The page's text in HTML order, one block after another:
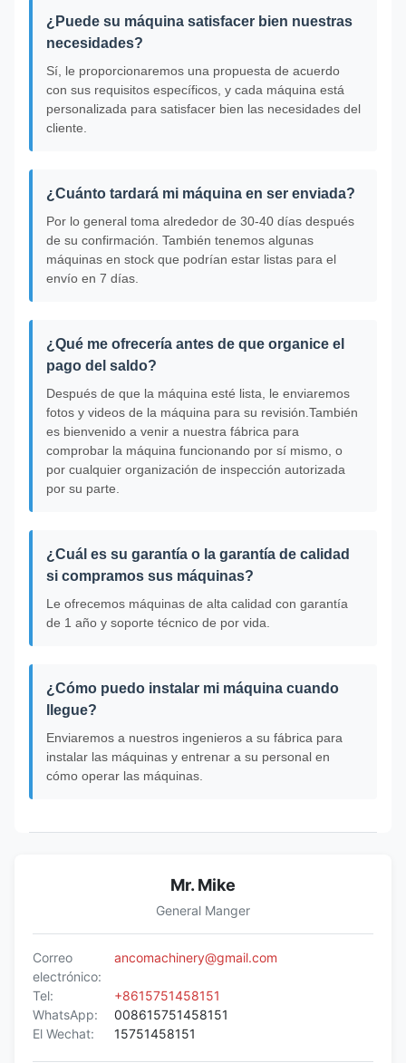
¿Puede su máquina satisfacer bien nuestras
necesidades?
Sí, le proporcionaremos una propuesta de acuerdo
con sus requisitos específicos, y cada máquina está
personalizada para satisfacer bien las necesidades del
cliente.
¿Cuánto tardará mi máquina en ser enviada?
Por lo general toma alrededor de 30-40 días después
de su confirmación. También tenemos algunas
máquinas en stock que podrían estar listas para el
envío en 7 días.
¿Qué me ofrecería antes de que organice el
pago del saldo?
Después de que la máquina esté lista, le enviaremos
fotos y videos de la máquina para su revisión.También
es bienvenido a venir a nuestra fábrica para
comprobar la máquina funcionando por sí mismo, o
por cualquier organización de inspección autorizada
por su parte.
¿Cuál es su garantía o la garantía de calidad
si compramos sus máquinas?
Le ofrecemos máquinas de alta calidad con garantía
de 1 año y soporte técnico de por vida.
¿Cómo puedo instalar mi máquina cuando
llegue?
Enviaremos a nuestros ingenieros a su fábrica para
instalar las máquinas y entrenar a su personal en
cómo operar las máquinas.
Mr. Mike
General Manger
Correo
electrónico:
ancomachinery@gmail.com
Tel:
+8615751458151
WhatsApp:
008615751458151
El Wechat:
15751458151